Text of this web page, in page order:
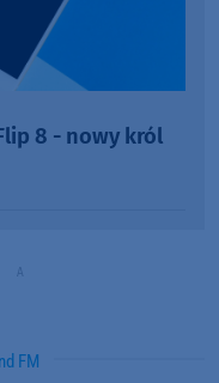
8 - nowy król
FM